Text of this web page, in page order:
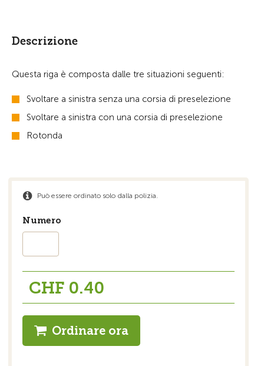
Descrizione
Questa riga è composta dalle tre situazioni seguenti:
Svoltare a sinistra senza una corsia di preselezione
Svoltare a sinistra con una corsia di preselezione
Rotonda
Può essere ordinato solo dalla polizia.
Numero
CHF 0.40
Ordinare ora